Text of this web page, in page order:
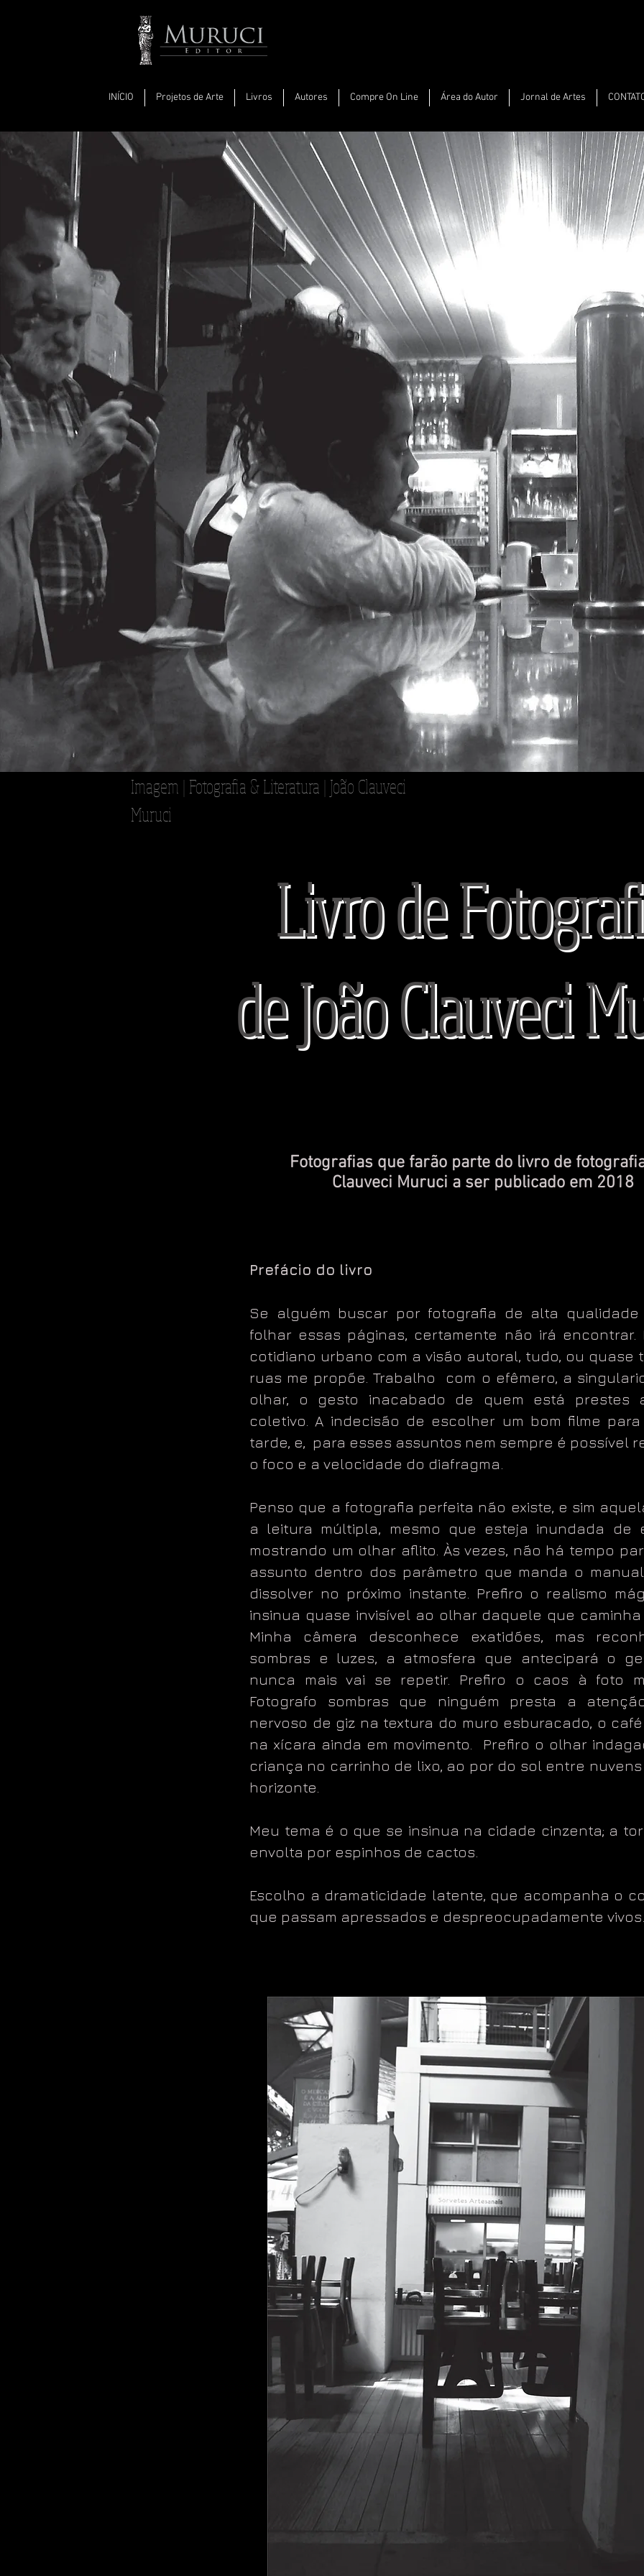
INÍCIO Projetos de Arte Livros Autores Compre On Line Área do Autor Jornal de Artes
Imagem | Fotografia & Literatura | João Clauveci
Muruci
Livro de
de João Clauveci
Fotografias que farão parte do livro de
Clauveci Muruci a ser publicado em 2018
Prefácio do livro
Se alguém buscar por fotografia de alta
folhar essas páginas, certamente não irá encontrar.
cotidiano urbano com a visão autoral, tudo, ou quase
ruas me propõe. Trabalho com o efêmero, a
olhar, o gesto inacabado de quem está prestes
coletivo. A indecisão de escolher um bom filme
tarde, e, para esses assuntos nem sempre é possível
o foco e a velocidade do diafragma.
Penso que a fotografia perfeita não existe, e sim
a leitura múltipla, mesmo que esteja inundada de
mostrando um olhar aflito. Às vezes, não há tempo
assunto dentro dos parâmetro que manda o
dissolver no próximo instante. Prefiro o realismo
insinua quase invisível ao olhar daquele que
Minha câmera desconhece exatidões, mas
sombras e luzes, a atmosfera que antecipará o
nunca mais vai se repetir. Prefiro o caos à foto
Fotografo sombras que ninguém presta a
nervoso de giz na textura do muro esburacado, o
na xícara ainda em movimento. Prefiro o olhar
criança no carrinho de lixo, ao por do sol entre
horizonte.
Meu tema é o que se insinua na cidade cinzenta; a
envolta por espinhos de cactos.
Escolho a dramaticidade latente, que acompanha o
que passam apressados e despreocupadamente vivos.